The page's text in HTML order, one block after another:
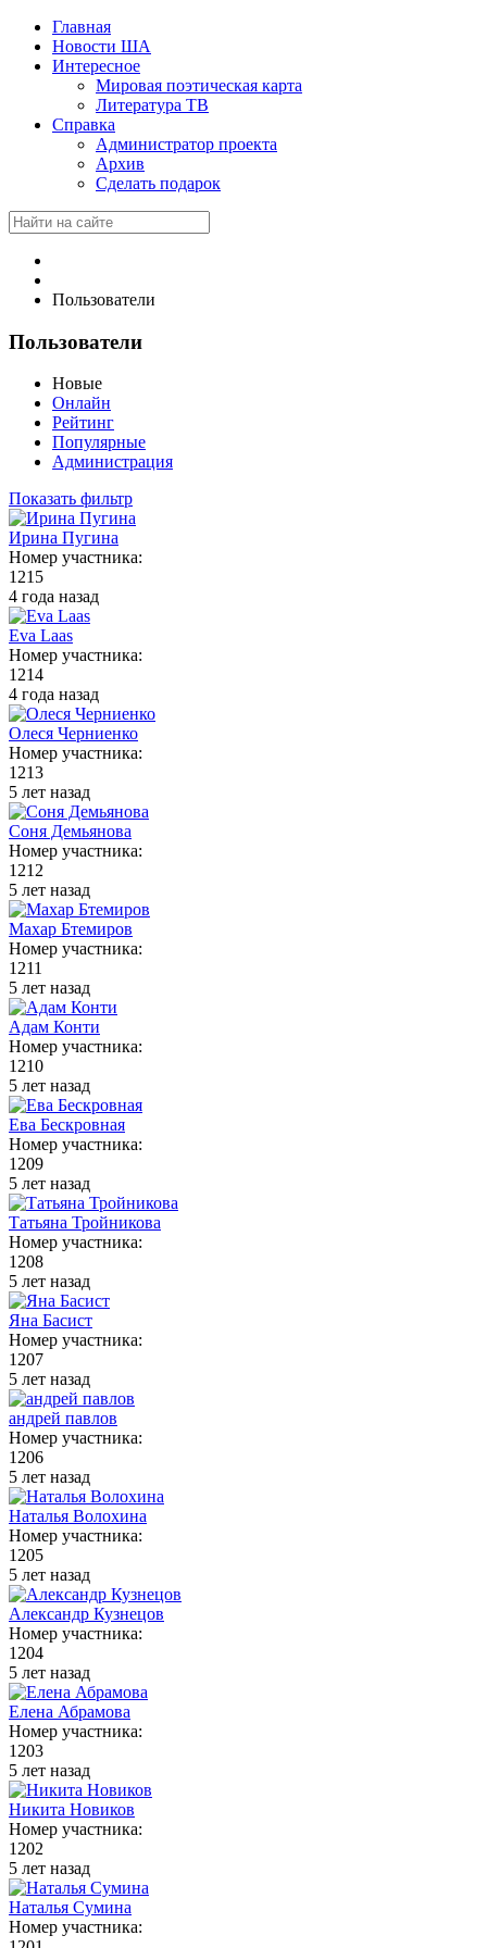
Главная
Новости ША
Интересное
Мировая поэтическая карта
Литература ТВ
Справка
Администратор проекта
Архив
Сделать подарок
Пользователи
Пользователи
Новые
Онлайн
Рейтинг
Популярные
Администрация
Показать фильтр
Ирина Пугина
Номер участника:
1215
4 года назад
Eva Laas
Номер участника:
1214
4 года назад
Олеся Черниенко
Номер участника:
1213
5 лет назад
Соня Демьянова
Номер участника:
1212
5 лет назад
Махар Бтемиров
Номер участника:
1211
5 лет назад
Адам Конти
Номер участника:
1210
5 лет назад
Ева Бескровная
Номер участника:
1209
5 лет назад
Татьяна Тройникова
Номер участника:
1208
5 лет назад
Яна Басист
Номер участника:
1207
5 лет назад
андрей павлов
Номер участника:
1206
5 лет назад
Наталья Волохина
Номер участника:
1205
5 лет назад
Александр Кузнецов
Номер участника:
1204
5 лет назад
Елена Абрамова
Номер участника:
1203
5 лет назад
Никита Новиков
Номер участника:
1202
5 лет назад
Наталья Сумина
Номер участника: